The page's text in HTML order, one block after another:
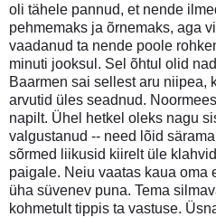
oli tähele pannud, et nende
pehmemaks ja õrnemaks, aga
vaadanud ta nende poole
minuti jooksul. Sel õhtul olid
Baarmen sai sellest aru niipea,
arvutid üles seadnud.
napilt. Ühel hetkel oleks nagu
valgustanud -- need lõid
sõrmed liikusid kiirelt üle
paigale. Neiu vaatas kaua oma
üha süvenev puna. Tema
kohmetult tippis ta vastuse.